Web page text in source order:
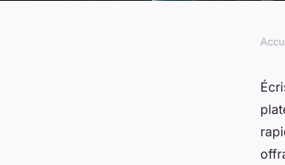
Écris-moi : la
rencontres